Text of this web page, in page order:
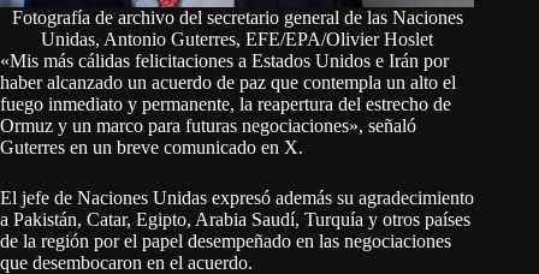
Fotografía de archivo del secretario general de las Naciones
Unidas, Antonio Guterres, EFE/EPA/Olivier Hoslet
«Mis más cálidas felicitaciones a Estados Unidos e Irán por
haber alcanzado un acuerdo de paz que contempla un alto el
fuego inmediato y permanente, la reapertura del estrecho de
Ormuz y un marco para futuras negociaciones», señaló
Guterres en un breve comunicado en X.
El jefe de Naciones Unidas expresó además su agradecimiento
a Pakistán, Catar, Egipto, Arabia Saudí, Turquía y otros países
de la región por el papel desempeñado en las negociaciones
que desembocaron en el acuerdo.